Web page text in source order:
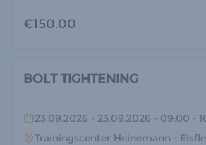
€150.00
BOLT TIGHTENING
23.09.2026 - 23.09.2026 - 09:00 -
Trainingscenter Heinemann -